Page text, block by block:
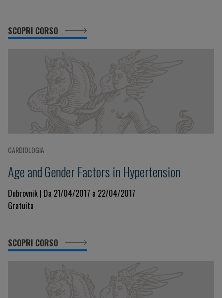
SCOPRI CORSO
CARDIOLOGIA
Age and Gender Factors in Hypertension
Dubrovnik | Da 21/04/2017 a 22/04/2017
Gratuita
SCOPRI CORSO